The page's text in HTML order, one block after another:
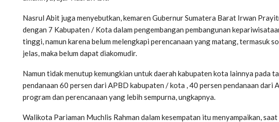
Nasrul Abit juga menyebutkan, kemaren Gubernur Sumatera Barat Irwan
dengan 7 Kabupaten / Kota dalam pengembangan pembangunan
tinggi, namun karena belum melengkapi perencanaan yang matang, termasuk
jelas, maka belum dapat diakomudir.
Namun tidak menutup kemungkian untuk daerah kabupaten kota lainnya pada
pendanaan 60 persen dari APBD kabupaten / kota , 40 persen pendanaan dari
program dan perencanaan yang lebih sempurna, ungkapnya.
Walikota Pariaman Muchlis Rahman dalam kesempatan itu menyampaikan,